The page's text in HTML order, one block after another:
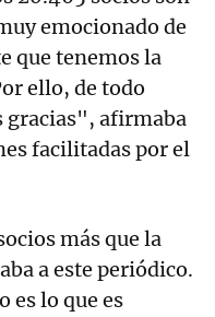
emocionado de
que tenemos la
ello, de todo
gracias", afirmaba
facilitadas por el
más que la
a este periódico.
es lo que es